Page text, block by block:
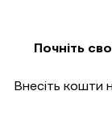
Почніть
Внесіть кошти